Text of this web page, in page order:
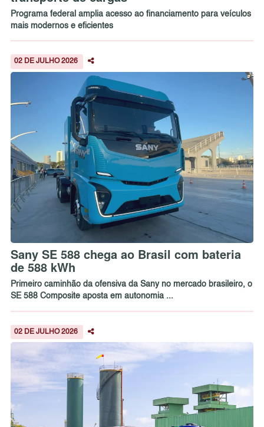
Programa federal amplia acesso ao financiamento para veículos
mais modernos e eficientes
02 DE JULHO 2026
Sany SE 588 chega ao Brasil com bateria
de 588 kWh
Primeiro caminhão da ofensiva da Sany no mercado brasileiro, o
SE 588 Composite aposta em autonomia ...
02 DE JULHO 2026